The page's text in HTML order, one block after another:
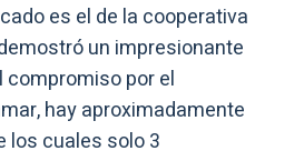
es el de la cooperativa
un impresionante
por el
hay aproximadamente
los cuales solo 3